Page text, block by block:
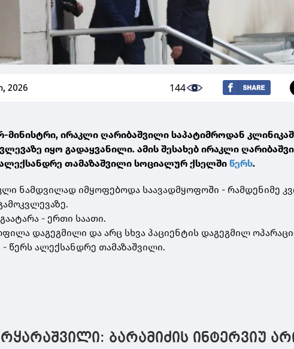
2026 144
მინისტრი, ირაკლი ღარიბაშვილი საპატიმროდან
იყო გადაყვანილი. ამის შესახებ ირაკლი
თამაზაშვილი სოციალურ ქსელშიწერს.
ნამდვილად იმყოფებოდა საავადმყოფოში - რამდენიმე
- ერთი საათი.
დაგეგმილი და არც სხვა პაციენტის დაგეგმილ
- წერს ალექსანდრე თამაზაშვილი.
ბარამიძის ინტერვიუ